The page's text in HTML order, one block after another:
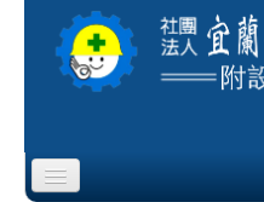
Skip to content
Skip to navigation